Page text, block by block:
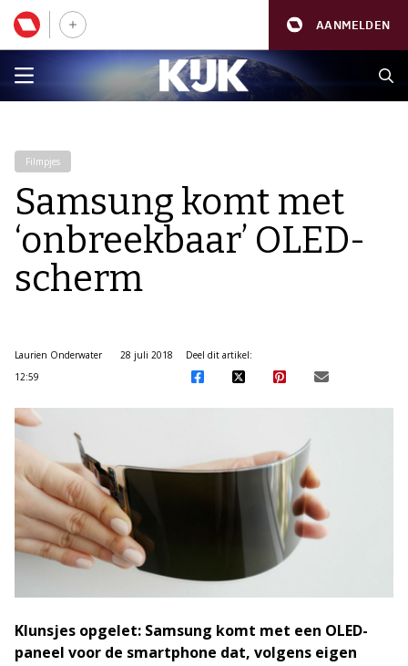
AANMELDEN
Filmpjes
Samsung komt met
‘onbreekbaar’ OLED-
scherm
Laurien Onderwater
28 juli 2018
12:59
Deel dit artikel:
Klunsjes opgelet: Samsung komt met een OLED-
paneel voor de smartphone dat, volgens eigen